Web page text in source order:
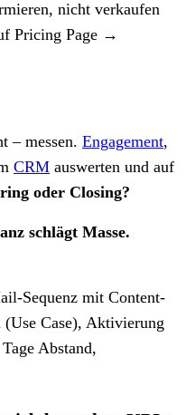
nicht verkaufen
Pricing Page →
– messen. Engagement,
CRM auswerten und auf
oder Closing?
schlägt Masse.
Sequenz mit Content-
Case), Aktivierung
Abstand,